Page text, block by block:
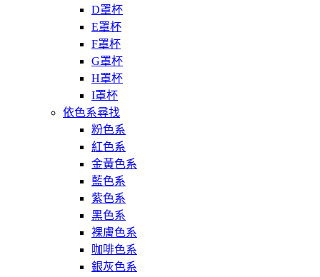
D罩杯
E罩杯
F罩杯
G罩杯
H罩杯
I罩杯
依色系尋找
粉色系
紅色系
金黃色系
藍色系
紫色系
黑色系
裸膚色系
咖啡色系
銀灰色系